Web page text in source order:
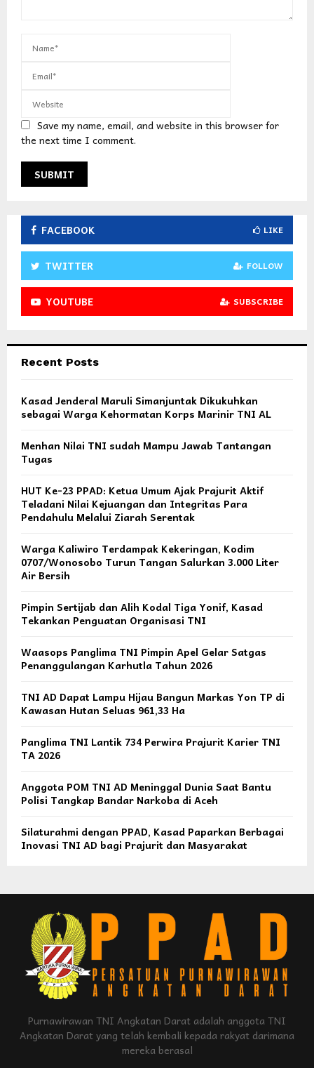
Save my name, email, and website in this browser for
the next time I comment.
FACEBOOK LIKE
TWITTER FOLLOW
YOUTUBE SUBSCRIBE
Recent Posts
Kasad Jenderal Maruli Simanjuntak Dikukuhkan
sebagai Warga Kehormatan Korps Marinir TNI AL
Menhan Nilai TNI sudah Mampu Jawab Tantangan
Tugas
HUT Ke-23 PPAD: Ketua Umum Ajak Prajurit Aktif
Teladani Nilai Kejuangan dan Integritas Para
Pendahulu Melalui Ziarah Serentak
Warga Kaliwiro Terdampak Kekeringan, Kodim
0707/Wonosobo Turun Tangan Salurkan 3.000 Liter
Air Bersih
Pimpin Sertijab dan Alih Kodal Tiga Yonif, Kasad
Tekankan Penguatan Organisasi TNI
Waasops Panglima TNI Pimpin Apel Gelar Satgas
Penanggulangan Karhutla Tahun 2026
TNI AD Dapat Lampu Hijau Bangun Markas Yon TP di
Kawasan Hutan Seluas 961,33 Ha
Panglima TNI Lantik 734 Perwira Prajurit Karier TNI
TA 2026
Anggota POM TNI AD Meninggal Dunia Saat Bantu
Polisi Tangkap Bandar Narkoba di Aceh
Silaturahmi dengan PPAD, Kasad Paparkan Berbagai
Inovasi TNI AD bagi Prajurit dan Masyarakat
Purnawirawan TNI Angkatan Darat adalah anggota TNI
Angkatan Darat yang telah kembali kepada rakyat darimana
mereka berasal